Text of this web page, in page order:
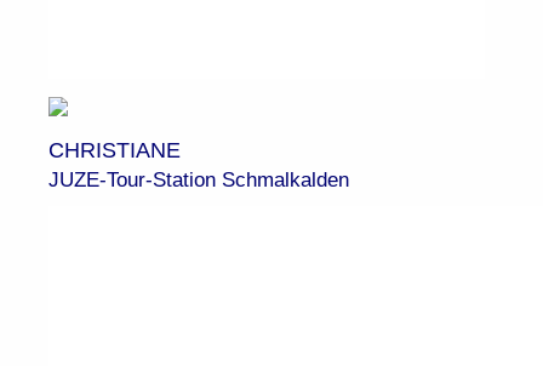
CHRISTIANE
JUZE-Tour-Station Schmalkalden